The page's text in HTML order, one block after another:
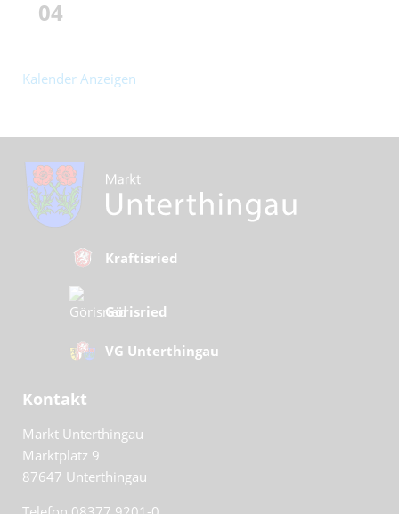
04
Kalender Anzeigen
Kraftisried
Görisried
VG Unterthingau
Kontakt
Markt Unterthingau
Marktplatz 9
87647 Unterthingau